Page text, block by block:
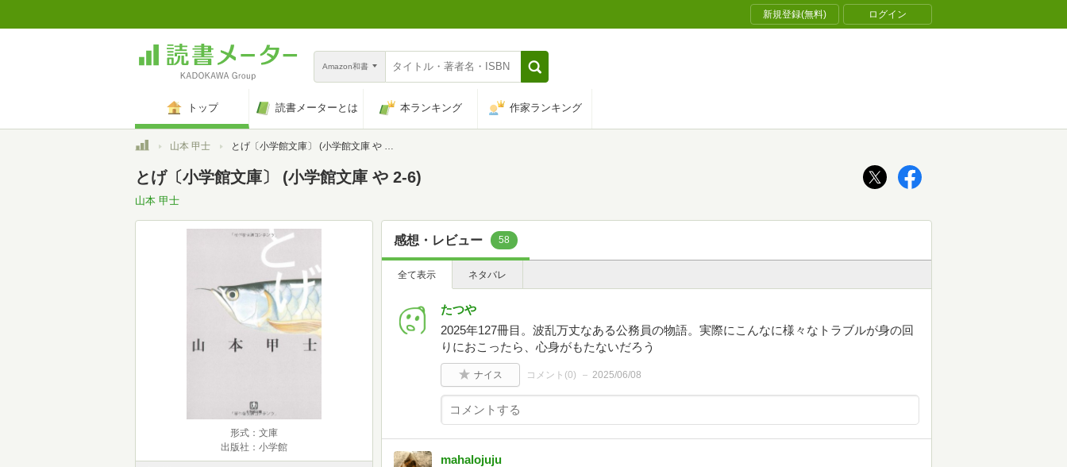
新規登録(無料) ログイン
Amazon和書
トップ 読書メーターとは 本ランキング 作家ランキング
トップ山本 甲士 とげ〔小学館文庫〕 (小学館文庫 や 2-6)
とげ〔小学館文庫〕 (小学館文庫 や 2-6)
山本 甲士
形式：文庫
出版社：小学館
感想・レビュー 58
全て表示 ネタバレ
たつや
2025年127冊目。波乱万丈なある公務員の物語。実際にこんなに様々なトラブルが身の回
りにおこったら、心身がもたないだろう
ナイス コメント(0) 2025/06/08
mahalojuju